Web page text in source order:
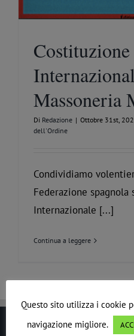
Costituzione
Massoneria
Di Redazione | Ottobre 31st,
dell'Ordine
Condividiamo
Federazione
Internazionale [...]
Continua a leggere
Questo sito utilizza i cookie
navigazione migliore.